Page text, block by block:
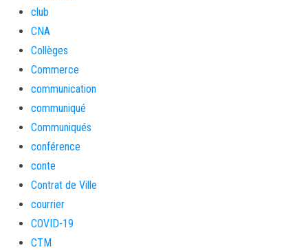
club
CNA
Collèges
Commerce
communication
communiqué
Communiqués
conférence
conte
Contrat de Ville
courrier
COVID-19
CTM